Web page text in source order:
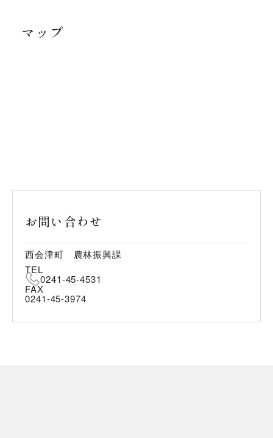
マップ
お問い合わせ
西会津町 農林振興課
TEL
0241-45-4531
FAX
0241-45-3974